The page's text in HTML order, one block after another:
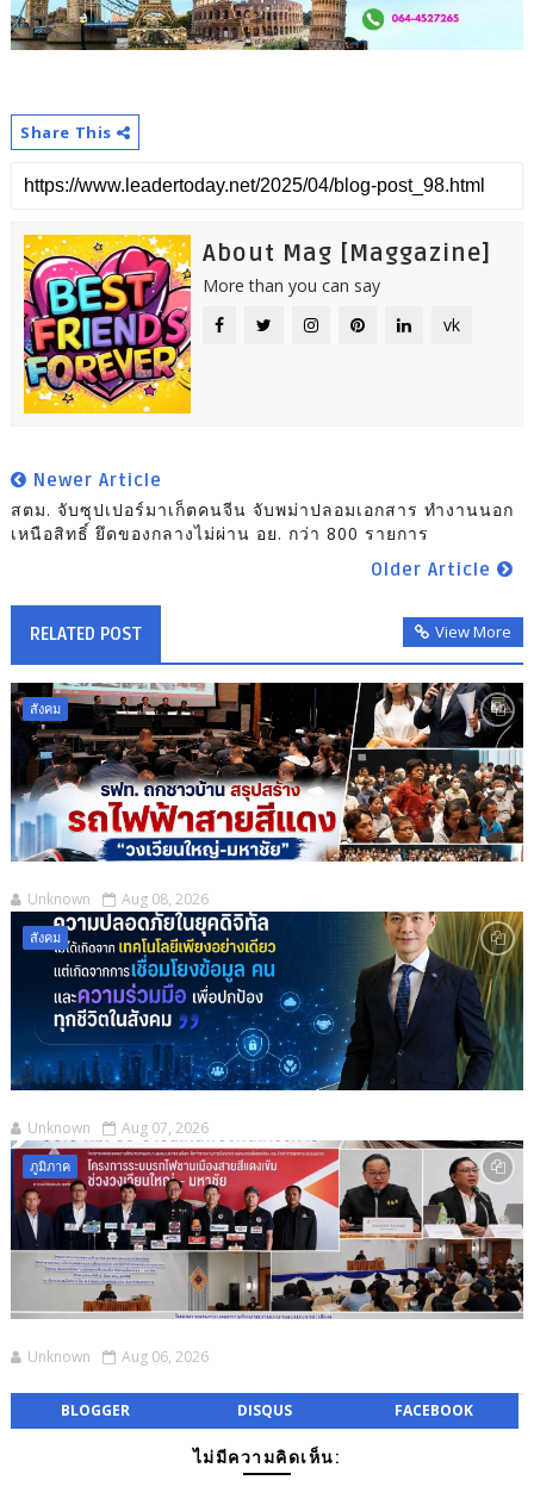
Share This
About Mag [Maggazine]
More than you can say
vk
Newer Article
สตม. จับซุปเปอร์มาเก็ตคนจีน จับพม่าปลอมเอกสาร ทำงานนอก
เหนือสิทธิ์ ยึดของกลางไม่ผ่าน อย. กว่า 800 รายการ
Older Article
RELATED POST View More
สังคม
Unknown Aug 08, 2026
สังคม
Unknown Aug 07, 2026
ภูมิภาค
Unknown Aug 06, 2026
BLOGGER DISQUS FACEBOOK
ไม่มีความคิดเห็น: